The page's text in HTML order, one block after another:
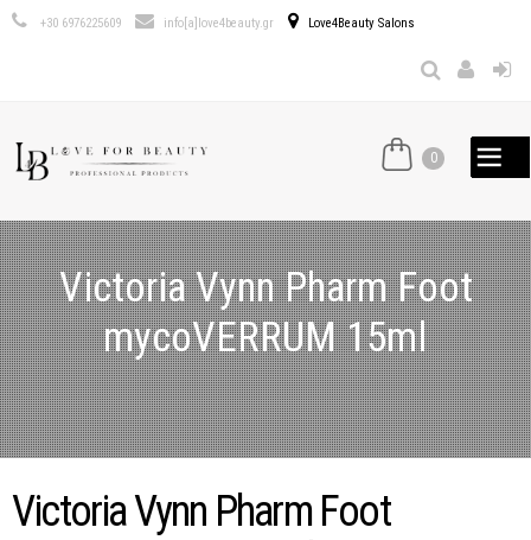
προς το
+30 6976225609 info[a]love4beauty.gr Love4Beauty Salons
0
Victoria Vynn Pharm Foot
mycoVERRUM 15ml
Victoria Vynn Pharm Foot